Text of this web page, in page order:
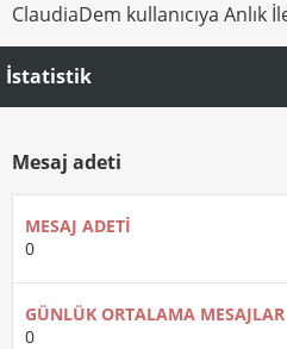
ClaudiaDem kullanıcıya Anlık
İstatistik
Mesaj adeti
MESAJ ADETI
0
GÜNLÜK ORTALAMA MESAJLAR
0